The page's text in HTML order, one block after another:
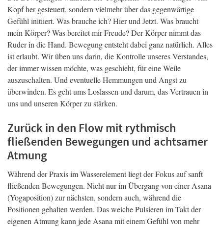
Kopf her gesteuert, sondern vielmehr über das gegenwärtige
Gefühl initiiert. Was brauche ich? Hier und Jetzt. Was braucht
mein Körper? Was bereitet mir Freude? Der Körper nimmt das
Ruder in die Hand. Bewegung entsteht dabei ganz natürlich. Alles
ist erlaubt. Wir üben uns darin, die Kontrolle unseres Verstandes,
der immer wissen möchte, was geschieht, für eine Weile
auszuschalten. Und eventuelle Hemmungen und Angst zu
überwinden. Es geht ums Loslassen und darum, das Vertrauen in
uns und unseren Körper zu stärken.
Zurück in den Flow mit rythmisch
fließenden Bewegungen und achtsamer
Atmung
Während der Praxis im Wasserelement liegt der Fokus auf sanft
fließenden Bewegungen. Nicht nur im Übergang von einer Asana
(Yogaposition) zur nächsten, sondern auch, während die
Positionen gehalten werden. Das weiche Pulsieren im Takt der
eigenen Atmung kann jede Asana mit einem Gefühl von mehr